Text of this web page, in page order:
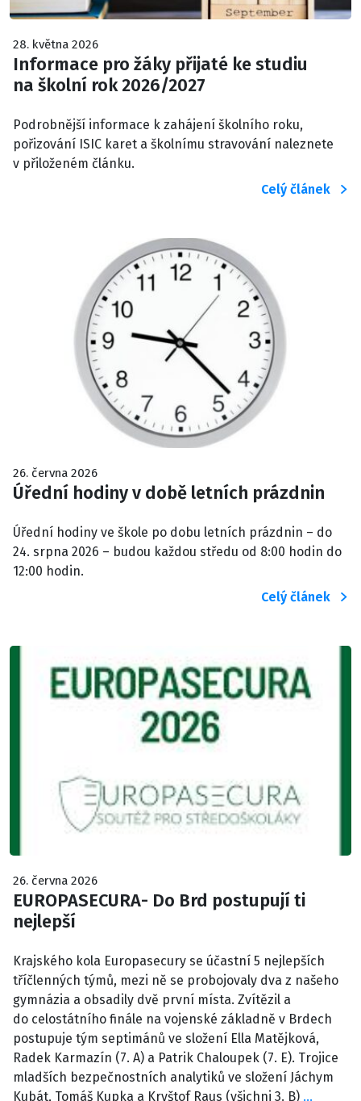
28. května 2026
Informace pro žáky přijaté ke studiu
na školní rok 2026/2027
Podrobnější informace k zahájení školního roku,
pořizování ISIC karet a školnímu stravování naleznete
v přiloženém článku.
Celý článek
26. června 2026
Úřední hodiny v době letních prázdnin
Úřední hodiny ve škole po dobu letních prázdnin – do
24. srpna 2026 – budou každou středu od 8:00 hodin do
12:00 hodin.
Celý článek
26. června 2026
EUROPASECURA- Do Brd postupují ti
nejlepší
Krajského kola Europasecury se účastní 5 nejlepších
tříčlenných týmů, mezi ně se probojovaly dva z našeho
gymnázia a obsadily dvě první místa. Zvítězil a
do celostátního finále na vojenské základně v Brdech
postupuje tým septimánů ve složení Ella Matějková,
Radek Karmazín (7. A) a Patrik Chaloupek (7. E). Trojice
mladších bezpečnostních analytiků ve složení Jáchym
Kubát, Tomáš Kupka a Kryštof Raus (všichni 3. B) …